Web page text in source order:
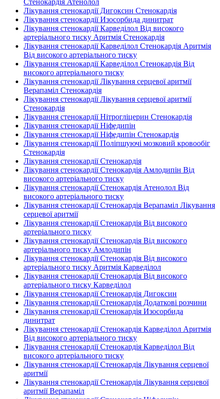
Лікування стенокардії Дигоксин Стенокардія
Лікування стенокардії Изосорбида динитрат
Лікування стенокардії Карведілол Від високого
артеріального тиску Аритмія Стенокардія
Лікування стенокардії Карведілол Стенокардія Аритмія
Від високого артеріального тиску
Лікування стенокардії Карведілол Стенокардія Від
високого артеріального тиску
Лікування стенокардії Лікування серцевої аритмії
Верапаміл Стенокардія
Лікування стенокардії Лікування серцевої аритмії
Стенокардія
Лікування стенокардії Нітрогліцерин Стенокардія
Лікування стенокардії Ніфедипін
Лікування стенокардії Ніфедипін Стенокардія
Лікування стенокардії Поліпшуючі мозковий кровообіг
Стенокардія
Лікування стенокардії Стенокардія
Лікування стенокардії Стенокардія Амлодипін Від
високого артеріального тиску
Лікування стенокардії Стенокардія Атенолол Від
високого артеріального тиску
Лікування стенокардії Стенокардія Верапаміл Лікування
серцевої аритмії
Лікування стенокардії Стенокардія Від високого
артеріального тиску
Лікування стенокардії Стенокардія Від високого
артеріального тиску Амлодипін
Лікування стенокардії Стенокардія Від високого
артеріального тиску Аритмія Карведілол
Лікування стенокардії Стенокардія Від високого
артеріального тиску Карведілол
Лікування стенокардії Стенокардія Дигоксин
Лікування стенокардії Стенокардія Додаткові розчини
Лікування стенокардії Стенокардія Изосорбида
динитрат
Лікування стенокардії Стенокардія Карведілол Аритмія
Від високого артеріального тиску
Лікування стенокардії Стенокардія Карведілол Від
високого артеріального тиску
Лікування стенокардії Стенокардія Лікування серцевої
аритмії
Лікування стенокардії Стенокардія Лікування серцевої
аритмії Верапаміл